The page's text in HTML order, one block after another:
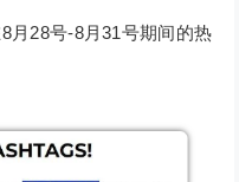
月28号-8月31号期间的热